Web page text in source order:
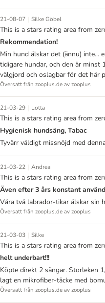
21-08-07 | Silke Göbel
This is a stars rating area from
Rekommendation!
Min hund älskar det (ännu) inte...
tidigare hundar, och den är minst
välgjord och oslagbar för det här
Översatt från zooplus.de av zooplus
21-03-29 | Lotta
This is a stars rating area from
Hygienisk hundsäng, Tabac
Tyvärr väldigt missnöjd med
21-03-22 | Andrea
This is a stars rating area from
Även efter 3 års konstant
Våra två labrador-tikar älskar sin
Översatt från zooplus.de av zooplus
21-03-03 | Silke
This is a stars rating area from
helt underbart!!!
Köpte direkt 2 sängar. Storleken
lagt en mikrofiber-täcke med
Översatt från zooplus.de av zooplus